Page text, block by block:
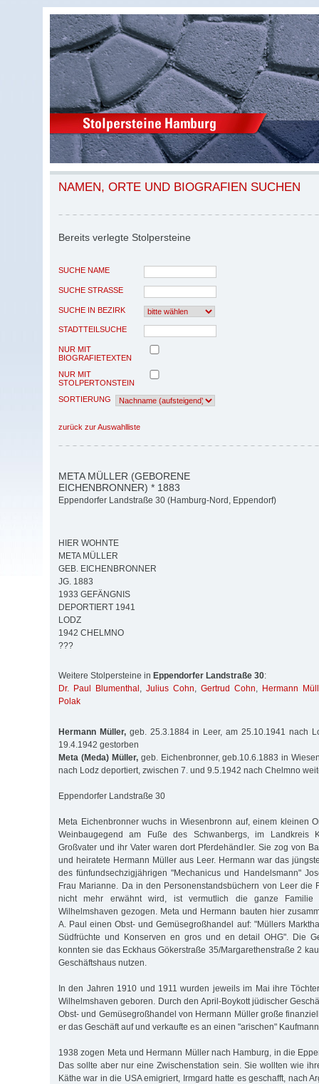
NAMEN, ORTE UND BIOGRAFIEN SUCHEN
Bereits verlegte Stolpersteine
SUCHE NAME
SUCHE STRASSE
SUCHE IN BEZIRK
STADTTEILSUCHE
NUR MIT
BIOGRAFIETEXTEN
NUR MIT
STOLPERTONSTEIN
SORTIERUNG
zurück zur Auswahlliste
META MÜLLER (GEBORENE
EICHENBRONNER) * 1883
Eppendorfer Landstraße 30 (Hamburg-Nord, Eppendorf)
HIER WOHNTE
META MÜLLER
GEB. EICHENBRONNER
JG. 1883
1933 GEFÄNGNIS
DEPORTIERT 1941
LODZ
1942 CHELMNO
???
Weitere Stolpersteine in Eppendorfer Landstraße 30:
Dr. Paul Blumenthal , Julius Cohn, Gertrud Cohn, Hermann
Polak
Hermann Müller, geb. 25.3.1884 in Leer, am 25.10.1941 nach
19.4.1942 gestorben
Meta (Meda) Müller,geb. Eichenbronner, geb.10.6.1883 in
nach Lodz deportiert, zwischen 7. und 9.5.1942 nach Chelmno
Eppendorfer Landstraße 30
Meta Eichenbronner wuchs in Wiesenbronn auf, einem kleinen
Weinbaugegend am Fuße des Schwanbergs, im Landkreis
Großvater und ihr Vater waren dort Pferdehändler. Sie zog von
und heiratete Hermann Müller aus Leer. Hermann war das
des fünfundsechzigjährigen "Mechanicus und Handelsmann"
Frau Marianne. Da in den Personenstandsbüchern von Leer die
nicht mehr erwähnt wird, ist vermutlich die ganze
Wilhelmshaven gezogen. Meta und Hermann bauten hier
A. Paul einen Obst- und Gemüsegroßhandel auf: "Müllers
Südfrüchte und Konserven en gros und en detail OHG". Die
konnten sie das Eckhaus Gökerstraße 35/Marga­re­thenstraße 2
Geschäftshaus nutzen.
In den Jahren 1910 und 1911 wurden jeweils im Mai ihre
Wilhelmshaven geboren. Durch den April-Boykott jüdischer
Obst- und Gemüsegroßhandel von Hermann Müller große
er das Geschäft auf und verkaufte es an einen "arischen"
1938 zogen Meta und Hermann Müller nach Hamburg, in die
Das sollte aber nur eine Zwischenstation sein. Sie wollten wie
Käthe war in die USA emigriert, Irmgard hatte es geschafft, nach